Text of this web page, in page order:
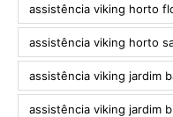
assistência viking horto
assistência viking horto
assistência viking jardim
assistência viking jardim